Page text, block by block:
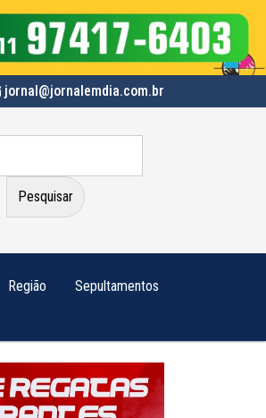
jornal@jornalemdia.com.br
Região Sepultamentos